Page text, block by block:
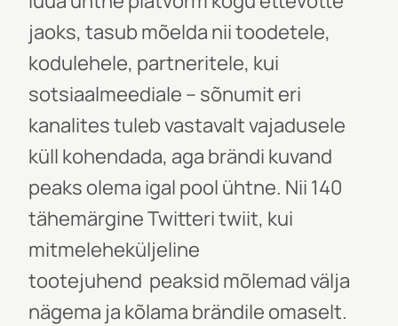
jaoks, tasub mõelda nii toodetele,
kodulehele, partneritele, kui
sotsiaalmeediale – sõnumit eri
kanalites tuleb vastavalt vajadusele
küll kohendada, aga brändi kuvand
peaks olema igal pool ühtne. Nii 140
tähemärgine Twitteri twiit, kui
mitmeleheküljeline
tootejuhend peaksid mõlemad välja
nägema ja kõlama brändile omaselt.